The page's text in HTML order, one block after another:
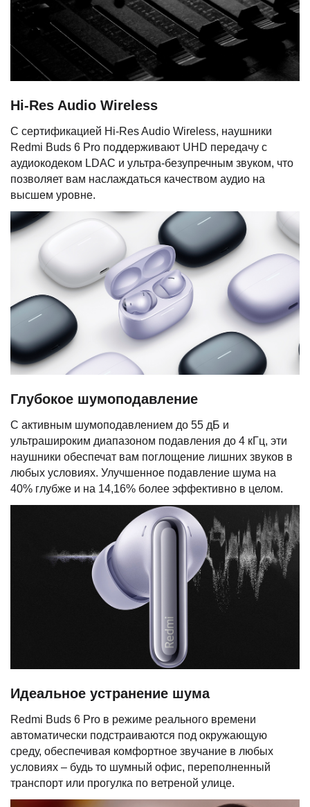
Hi-Res Audio Wireless
С сертификацией Hi-Res Audio Wireless, наушники
Redmi Buds 6 Pro поддерживают UHD передачу с
аудиокодеком LDAC и ультра-безупречным звуком, что
позволяет вам наслаждаться качеством аудио на
высшем уровне.
Глубокое шумоподавление
С активным шумоподавлением до 55 дБ и
ультрашироким диапазоном подавления до 4 кГц, эти
наушники обеспечат вам поглощение лишних звуков в
любых условиях. Улучшенное подавление шума на
40% глубже и на 14,16% более эффективно в целом.
Идеальное устранение шума
Redmi Buds 6 Pro в режиме реального времени
автоматически подстраиваются под окружающую
среду, обеспечивая комфортное звучание в любых
условиях – будь то шумный офис, переполненный
транспорт или прогулка по ветреной улице.